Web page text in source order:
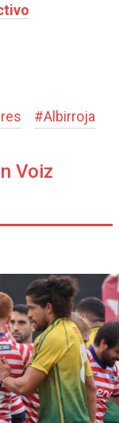
#Albirroja
Voiz